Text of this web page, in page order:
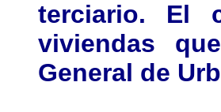
terciario. El
viviendas
General de